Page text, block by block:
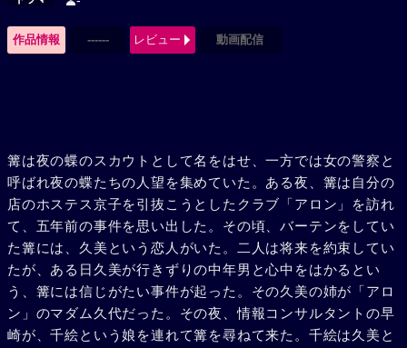
作品情報 ------ レビュー 動画配信
篝は夜の蝶のスカウトとして名をはせ、一方では女の警察と
呼ばれ夜の蝶たちの人望を集めていた。ある夜、篝は自分の
店のホステス京子を引抜こうとしたクラブ「アロン」を訪れ
て、五年前の事件を思い出した。その頃、バーテンをしてい
た篝には、久美という恋人がいた。二人は将来を約束してい
たが、ある日久美が行きずりの中年男と心中をはかるとい
う、篝には信じがたい事件が起った。その久美の姉が「アロ
ン」のマダム久代だった。その夜、情報コンサルタントの早
崎が、千絵という娘を連れて篝を尋ねて来た。千絵は久美と